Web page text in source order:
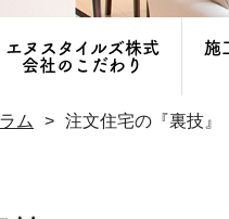
エヌスタイルズ株式
会社のこだわり
施
ム 注文住宅の『裏技』